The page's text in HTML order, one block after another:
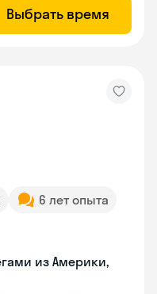
Выбрать время
6 лет опыта
из Америки,